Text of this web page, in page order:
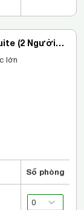
(2 Người
lớn
Số phòng